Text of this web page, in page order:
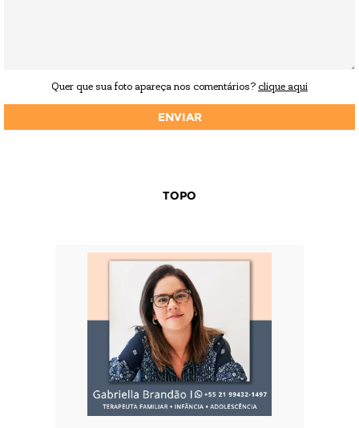
Quer que sua foto apareça nos comentários? clique aqui
TOPO